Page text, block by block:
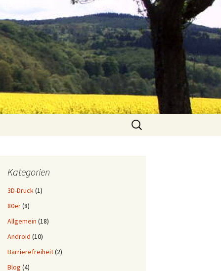
Suchen
nach:
Kategorien
3D-Druck(1)
80er(8)
Allgemein (18)
Android (10)
Barrierefreiheit(2)
Blog (4)